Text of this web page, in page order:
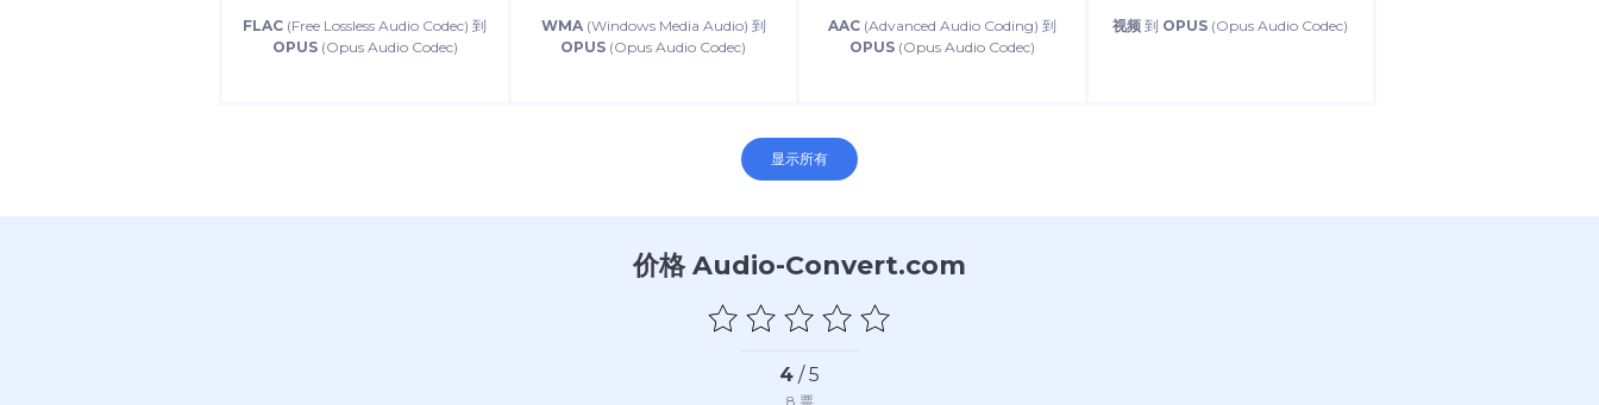
FLAC (Free Lossless Audio Codec) 到
OPUS(Opus Audio Codec)
WMA(Windows Media Audio) 到
OPUS (Opus Audio Codec)
AAC(Advanced Audio Coding) 到
OPUS(Opus Audio Codec)
视频 到 OPUS (Opus Audio Codec)
显示所有
价格 Audio-Convert.com
4 / 5
8 票